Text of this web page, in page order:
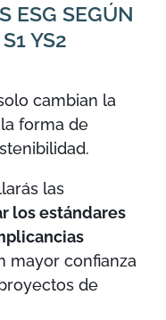
ESG SEGÚN
YS2
cambian la
forma de
las
los estándares
mayor confianza
de